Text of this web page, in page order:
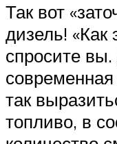
Так вот
дизель! «Как
спросите
так
топливо, в